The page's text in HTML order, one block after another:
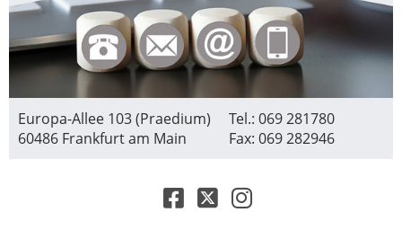
Europa-Allee 103 (Praedium)
60486 Frankfurt am Main
Tel.: 069 281780
Fax: 069 282946